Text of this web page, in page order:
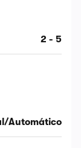
2 - 5
Automático